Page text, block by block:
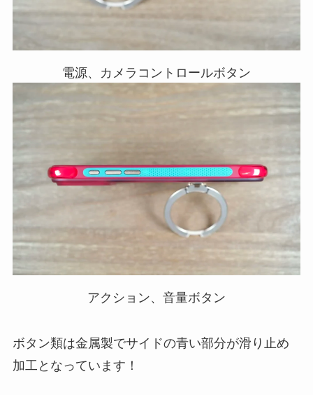
電源、カメラコントロールボタン
アクション、音量ボタン
ボタン類は金属製でサイドの青い部分が滑り止め
加工となっています！